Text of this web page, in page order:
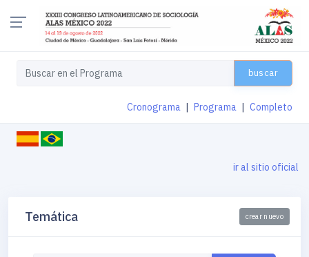
buscar
Cronograma Programa Completo
ir al sitio oficial
Temática crear nuevo